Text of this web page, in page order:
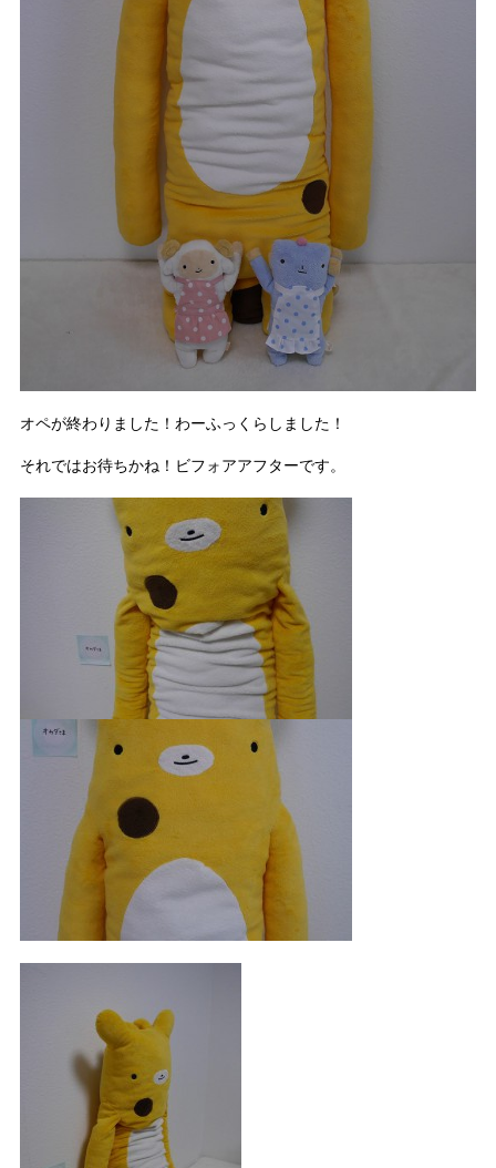
オペが終わりました！わーふっくらしました！
それではお待ちかね！ビフォアアフターです。